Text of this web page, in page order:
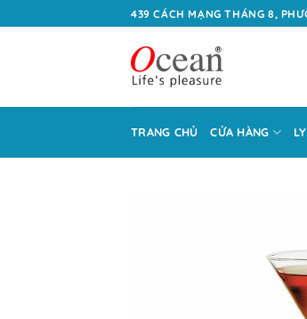
qua
439 CÁCH MẠNG THÁNG 8,
TRANG CHỦ CỬA HÀNG